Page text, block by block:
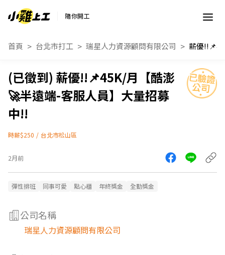
隨你開工
首頁 台北市打工 瑞星人力資源顧問有限公司
薪優!!📌45K/月【酷澎
🚀半遠端-客服人員】大量招募
中!!
時薪$250 / 台北市松山區
2月前
彈性排班 同事可愛 點心櫃 年終獎金 全勤獎金
公司名稱
瑞星人力資源顧問有限公司